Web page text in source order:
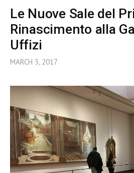
Le Nuove Sale del
Rinascimento alla
Uffizi
MARCH 3, 2017